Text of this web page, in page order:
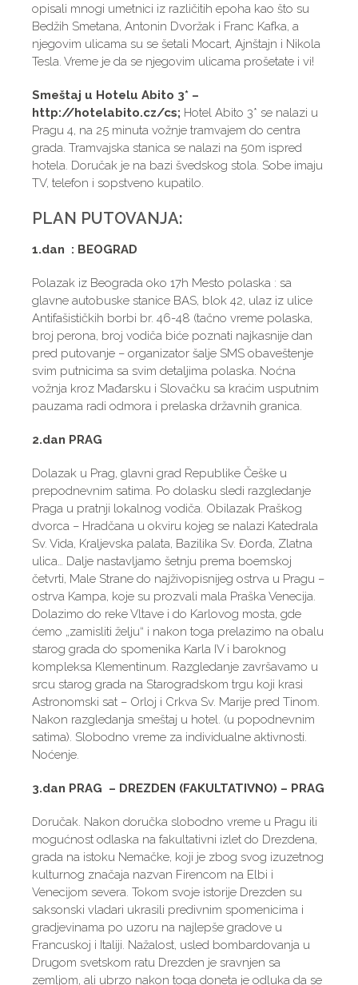
opisali mnogi umetnici iz različitih epoha kao što su
Bedžih Smetana, Antonin Dvoržak i Franc Kafka, a
njegovim ulicama su se šetali Mocart, Ajnštajn i Nikola
Tesla. Vreme je da se njegovim ulicama prošetate i vi!
Smeštaj u Hotelu Abito 3* –
http://hotelabito.cz/cs; Hotel Abito 3* se nalazi u
Pragu 4, na 25 minuta vožnje tramvajem do centra
grada. Tramvajska stanica se nalazi na 50m ispred
hotela. Doručak je na bazi švedskog stola. Sobe imaju
TV, telefon i sopstveno kupatilo.
PLAN PUTOVANJA:
1.dan : BEOGRAD
Polazak iz Beograda oko 17h Mesto polaska : sa
glavne autobuske stanice BAS, blok 42, ulaz iz ulice
Antifašističkih borbi br. 46-48 (tačno vreme polaska,
broj perona, broj vodiča biće poznati najkasnije dan
pred putovanje – organizator šalje SMS obaveštenje
svim putnicima sa svim detaljima polaska. Noćna
vožnja kroz Mađarsku i Slovačku sa kraćim usputnim
pauzama radi odmora i prelaska državnih granica.
2.dan PRAG
Dolazak u Prag, glavni grad Republike Češke u
prepodnevnim satima. Po dolasku sledi razgledanje
Praga u pratnji lokalnog vodiča. Obilazak Praškog
dvorca – Hradčana u okviru kojeg se nalazi Katedrala
Sv. Vida, Kraljevska palata, Bazilika Sv. Đorđa, Zlatna
ulica… Dalje nastavljamo šetnju prema boemskoj
četvrti, Male Strane do najživopisnijeg ostrva u Pragu –
ostrva Kampa, koje su prozvali mala Praška Venecija.
Dolazimo do reke Vltave i do Karlovog mosta, gde
ćemo „zamisliti želju“ i nakon toga prelazimo na obalu
starog grada do spomenika Karla IV i baroknog
kompleksa Klementinum. Razgledanje završavamo u
srcu starog grada na Starogradskom trgu koji krasi
Astronomski sat – Orloj i Crkva Sv. Marije pred Tinom.
Nakon razgledanja smeštaj u hotel. (u popodnevnim
satima). Slobodno vreme za individualne aktivnosti.
Noćenje.
3.dan PRAG – DREZDEN (FAKULTATIVNO) – PRAG
Doručak. Nakon doručka slobodno vreme u Pragu ili
mogućnost odlaska na fakultativni izlet do Drezdena,
grada na istoku Nemačke, koji je zbog svog izuzetnog
kulturnog značaja nazvan Firencom na Elbi i
Venecijom severa. Tokom svoje istorije Drezden su
saksonski vladari ukrasili predivnim spomenicima i
gradjevinama po uzoru na najlepše gradove u
Francuskoj i Italiji. Nažalost, usled bombardovanja u
Drugom svetskom ratu Drezden je sravnjen sa
zemljom, ali ubrzo nakon toga doneta je odluka da se